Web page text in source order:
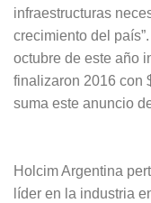
infraestructuras
crecimiento del
octubre de este año
finalizaron 2016 con
suma este anuncio
Holcim Argentina
líder en la industria